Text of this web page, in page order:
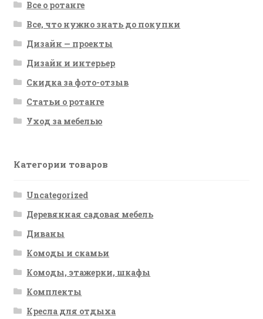
Все о ротанге
Все, что нужно знать до покупки
Дизайн — проекты
Дизайн и интерьер
Скидка за фото-отзыв
Статьи о ротанге
Уход за мебелью
Категории товаров
Uncategorized
Деревянная садовая мебель
Диваны
Комоды и скамьи
Комоды, этажерки, шкафы
Комплекты
Кресла для отдыха